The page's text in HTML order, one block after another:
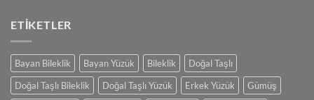
Hesapla
ETIKETLER
Bayan Bileklik Bayan Yüzük Bileklik
Doğal Taşlı
Doğal Taşlı Bileklik
Doğal Taşlı Yüzük Erkek Yüzük
Gümüş